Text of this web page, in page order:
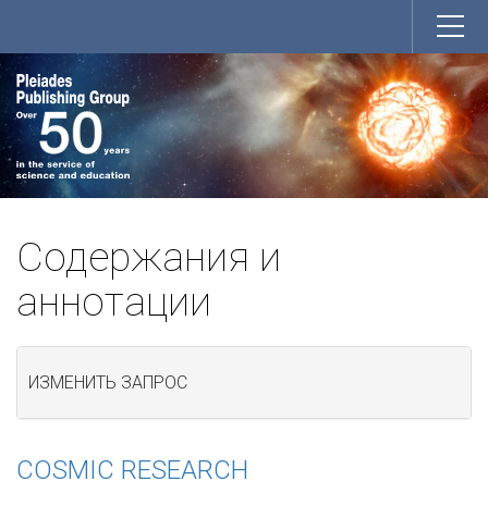
Содержания и
аннотации
ИЗМЕНИТЬ ЗАПРОС
COSMIC RESEARCH